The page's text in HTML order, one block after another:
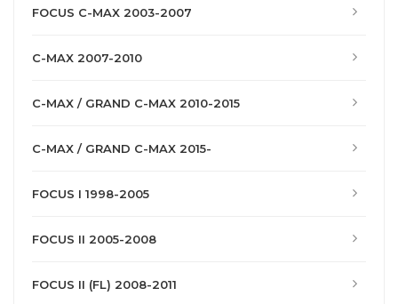
FOCUS C-MAX 2003-2007
C-MAX 2007-2010
C-MAX / GRAND C-MAX 2010-2015
C-MAX / GRAND C-MAX 2015-
FOCUS I 1998-2005
FOCUS II 2005-2008
FOCUS II (FL) 2008-2011